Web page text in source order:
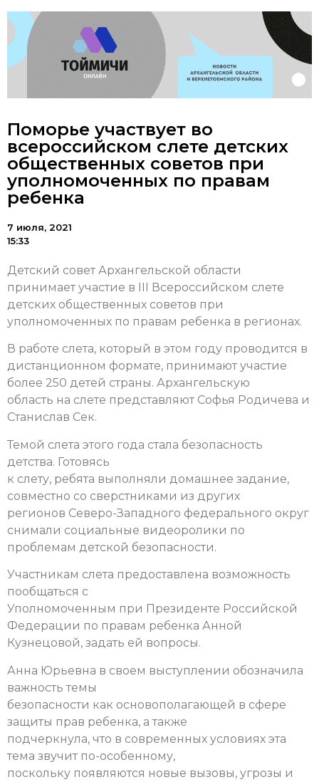
Поморье участвует во
всероссийском слете детских
общественных советов при
уполномоченных по правам
ребенка
7 июля, 2021
15:33
Детский совет Архангельской области
принимает участие в III Всероссийском слете
детских общественных советов при
уполномоченных по правам ребенка в регионах.
В работе слета, который в этом году проводится в
дистанционном формате, принимают участие
более 250 детей страны. Архангельскую
область на слете представляют Софья Родичева и
Станислав Сек.
Темой слета этого года стала безопасность
детства. Готовясь
к слету, ребята выполняли домашнее задание,
совместно со сверстниками из других
регионов Северо-Западного федерального округ
снимали социальные видеоролики по
проблемам детской безопасности.
Участникам слета предоставлена возможность
пообщаться с
Уполномоченным при Президенте Российской
Федерации по правам ребенка Анной
Кузнецовой, задать ей вопросы.
Анна Юрьевна в своем выступлении обозначила
важность темы
безопасности как основополагающей в сфере
защиты прав ребенка, а также
подчеркнула, что в современных условиях эта
тема звучит по-особенному,
поскольку появляются новые вызовы, угрозы и